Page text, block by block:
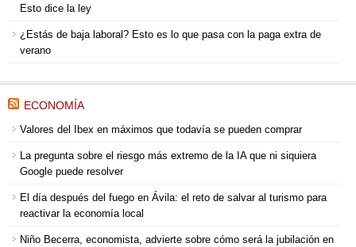
Esto dice la ley
¿Estás de baja laboral? Esto es lo que pasa con la paga extra de
verano
ECONOMÍA
Valores del Ibex en máximos que todavía se pueden comprar
La pregunta sobre el riesgo más extremo de la IA que ni siquiera
Google puede resolver
El día después del fuego en Ávila: el reto de salvar al turismo para
reactivar la economía local
Niño Becerra, economista, advierte sobre cómo será la jubilación en